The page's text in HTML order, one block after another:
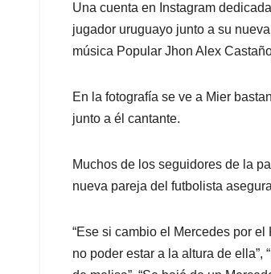
Una cuenta en Instagram
jugador uruguayo junto a su
música Popular Jhon Alex
En la fotografía se ve a Mier
junto a él cantante.
Muchos de los seguidores de la
nueva pareja del futbolista
“Ese si cambio el Mercedes por
no poder estar a la altura de